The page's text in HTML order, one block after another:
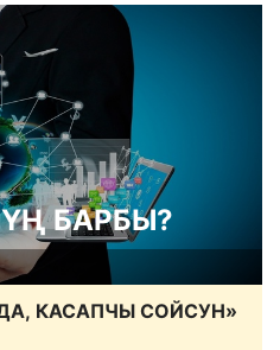
БАРБЫ?
КАСАПЧЫ СОЙСУН»